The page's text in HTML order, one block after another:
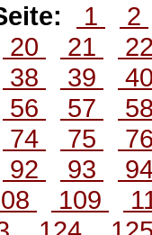
1
2
20
21
38
39
56
57
74
75
92
93
109